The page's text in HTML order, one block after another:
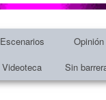
Escenarios Opinión
Videoteca Sin